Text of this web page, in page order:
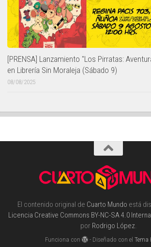
[PRENSA] Lanzamiento "Los Pirratas:
en Librería Sin Moraleja (Sábado 9)
08/08/2025
El contenido original de Cuarto Mundo está
Licencia Creative Commons BY-NC-SA 4.0
por Rodrigo López.
Funciona con - Diseñado con elTema